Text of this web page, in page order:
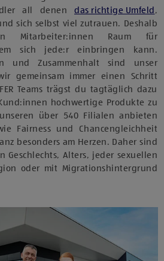
all denen das richtige Umfeld ,
sich selbst viel zutrauen. Deshalb
Mitarbeiter:innen Raum für
sich jede:r einbringen kann.
und Zusammenhalt sind unser
gemeinsam immer einen Schritt
Teams trägst du tagtäglich dazu
hochwertige Produkte zu
über 540 Filialen anbieten
Fairness und Chancengleichheit
besonders am Herzen. Daher sind
Geschlechts, Alters, jeder sexuellen
oder mit Migrationshintergrund